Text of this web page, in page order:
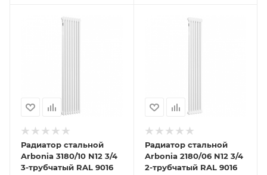
Радиатор стальной
Arbonia 3180/10 N12 3/4
3-трубчатый RAL 9016
Радиатор стальной
Arbonia 2180/06 N12 3/4
2-трубчатый RAL 9016